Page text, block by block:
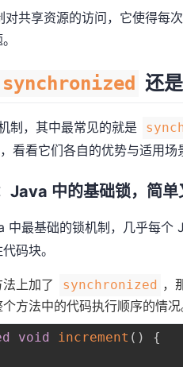
对共享资源的访问，它使得每
synchronized 还是
制，其中最常见的就是
看看它们各自的优势与适用场
Java 中的基础锁，简单
中最基础的锁机制，几乎每个
码块。
上加了 synchronized ，
方法中的代码执行顺序的情况
void increment ( )
{